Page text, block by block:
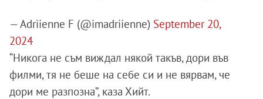
— Adriienne F (@imadriienne) September 20,
2024
“Никога не съм виждал някой такъв, дори във
филми, тя не беше на себе си и не вярвам, че
дори ме разпозна”, каза Хийт.